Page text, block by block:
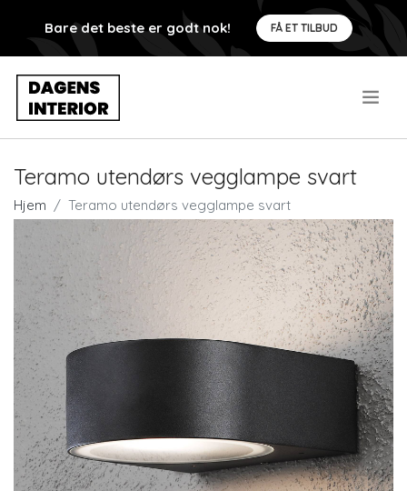
Bare det beste er godt nok! FÅ ET TILBUD
Teramo utendørs vegglampe svart
Hjem Teramo utendørs vegglampe svart